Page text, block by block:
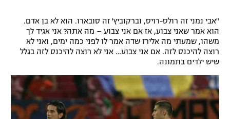
הצטרפות לחבילת הערוצים
לוח דרושים – ג'ובנט
תגיות
המגזין
"אבי נמני זה רולס-רויס, וברקוביץ' זה סובארו. הוא לא בן אדם.
הוא אמר שאני צבוע, אז אם אני צבוע – מה אתה? אני אגיד לך
משהו, שמעתי מה אלירז שדה אמר לו לפני כמה ימים, ואני לא
רוצה להיכנס לזה. אם אני צבוע… אני לא רוצה להיכנס לזה בגלל
שיש ילדים בתמונה.